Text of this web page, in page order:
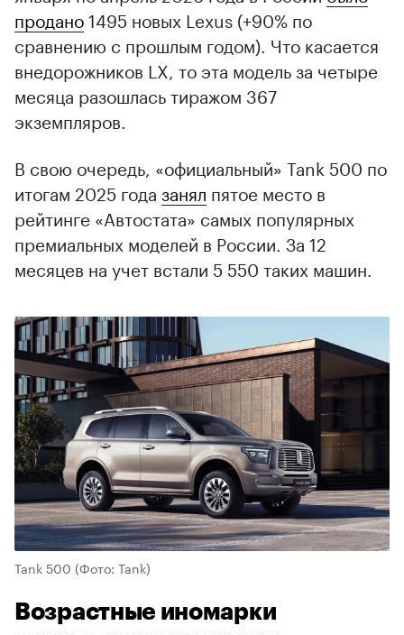
продано1495 новых Lexus (+90% по
сравнению с прошлым годом). Что касается
внедорожников LX, то эта модель за четыре
месяца разошлась тиражом 367
экземпляров.
В свою очередь, «официальный» Tank 500 по
итогам 2025 года занял пятое место в
рейтинге «Автостата» самых популярных
премиальных моделей в России. За 12
месяцев на учет встали 5 550 таких машин.
Tank 500 (Фото: Tank)
Возрастные иномарки